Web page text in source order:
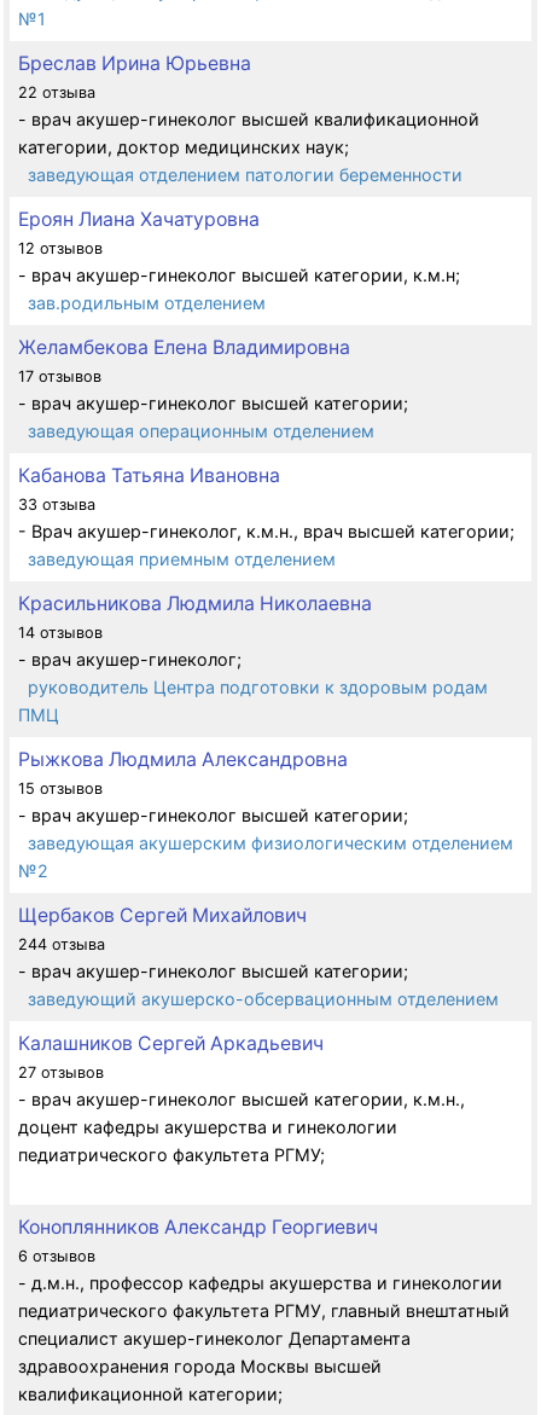
№1
Бреслав Ирина Юрьевна
22 отзыва
- врач акушер-гинеколог высшей квалификационной
категории, доктор медицинских наук;
заведующая отделением патологии беременности
Ероян Лиана Хачатуровна
12 отзывов
- врач акушер-гинеколог высшей категории, к.м.н;
зав.родильным отделением
Желамбекова Елена Владимировна
17 отзывов
- врач акушер-гинеколог высшей категории;
заведующая операционным отделением
Кабанова Татьяна Ивановна
33 отзыва
- Врач акушер-гинеколог, к.м.н., врач высшей категории;
заведующая приемным отделением
Красильникова Людмила Николаевна
14 отзывов
- врач акушер-гинеколог;
руководитель Центра подготовки к здоровым родам
ПМЦ
Рыжкова Людмила Александровна
15 отзывов
- врач акушер-гинеколог высшей категории;
заведующая акушерским физиологическим отделением
№2
Щербаков Сергей Михайлович
244 отзыва
- врач акушер-гинеколог высшей категории;
заведующий акушерско-обсервационным отделением
Калашников Сергей Аркадьевич
27 отзывов
- врач акушер-гинеколог высшей категории, к.м.н.,
доцент кафедры акушерства и гинекологии
педиатрического факультета РГМУ;
Коноплянников Александр Георгиевич
6 отзывов
- д.м.н., профессор кафедры акушерства и гинекологии
педиатрического факультета РГМУ, главный внештатный
специалист акушер-гинеколог Департамента
здравоохранения города Москвы высшей
квалификационной категории;